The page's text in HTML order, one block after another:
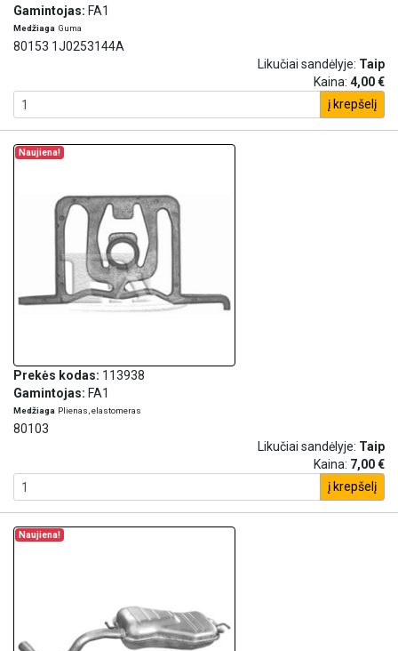
Gamintojas: FA1
Medžiaga Guma
80153 1J0253144A
Likučiai sandėlyje: Taip
Kaina: 4,00 €
į krepšelį
Naujiena!
Prekės kodas: 113938
Gamintojas: FA1
Medžiaga Plienas, elastomeras
80103
Likučiai sandėlyje: Taip
Kaina: 7,00 €
į krepšelį
Naujiena!